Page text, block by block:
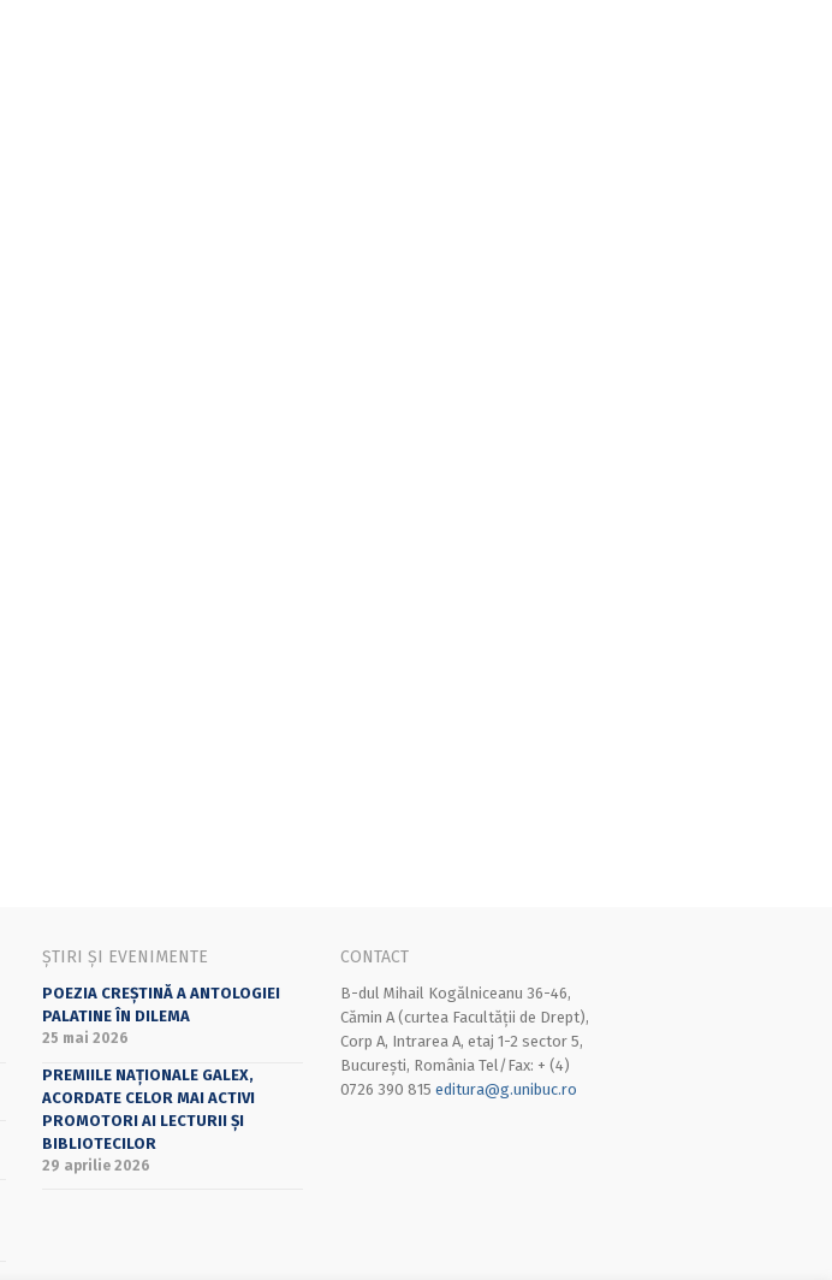
ȘTIRI ȘI EVENIMENTE
POEZIA CREȘTINĂ A ANTOLOGIEI
PALATINE ÎN DILEMA
25 mai 2026
PREMIILE NAȚIONALE GALEX,
ACORDATE CELOR MAI ACTIVI
PROMOTORI AI LECTURII ȘI
BIBLIOTECILOR
29 aprilie 2026
CONTACT
B-dul Mihail Kogălniceanu 36-46,
Cămin A (curtea Facultății de Drept),
Corp A, Intrarea A, etaj 1-2 sector 5,
București, România Tel/Fax: + (4)
0726 390 815 editura@g.unibuc.ro